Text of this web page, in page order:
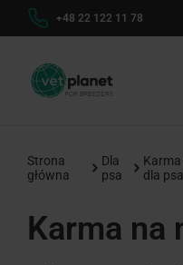
+48 22 122 11 78
Strona
główna
Dla
psa
dla psa
Karma na